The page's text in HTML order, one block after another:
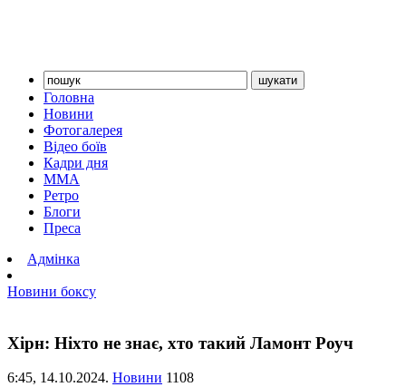
Головна
Новини
Фотогалерея
Відео боїв
Кадри дня
ММА
Ретро
Блоги
Преса
Адмінка
Новини боксу
Хірн: Ніхто не знає, хто такий Ламонт Роуч
6:45, 14.10.2024. Новини 1108